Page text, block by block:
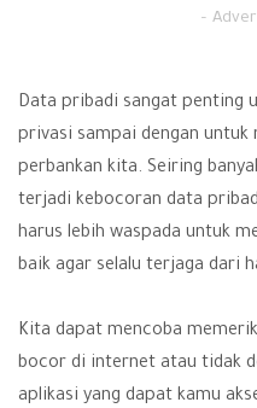
–
Data pribadi sangat penting
privasi sampai dengan untuk
perbankan kita. Seiring
terjadi kebocoran data
harus lebih waspada untuk
baik agar selalu terjaga dari
Kita dapat mencoba
bocor di internet atau tidak
aplikasi yang dapat kamu